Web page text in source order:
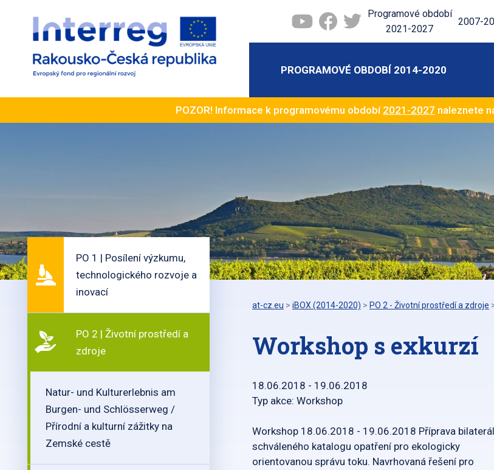
Programové období
2021-2027
2007-
PROGRAMOVÉ OBDOBÍ 2014-2020
POZOR! Informace k programovému období 2021-2027 naleznete
PO 1 | Posílení výzkumu,
technologického rozvoje a
inovací
PO 2 | Životní prostředí a
zdroje
Natur- und Kulturerlebnis am
Burgen- und Schlösserweg /
Přírodní a kulturní zážitky na
Zemské cestě
at-cz.eu > iBOX (2014-2020) > PO 2 - Životní prostředí a zdroje
Workshop s exkurzí
18.06.2018 - 19.06.2018
Typ akce: Workshop
Workshop 18.06.2018 - 19.06.2018 Příprava
schváleného katalogu opatření pro ekologicky
orientovanou správu toku. Navrhovaná řešení pro